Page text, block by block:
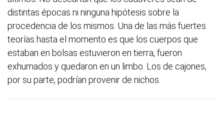
distintas épocas ni ninguna hipótesis sobre la
procedencia de los mismos. Una de las más fuertes
teorías hasta el momento es que los cuerpos que
estaban en bolsas estuvieron en tierra, fueron
exhumados y quedaron en un limbo. Los de cajones,
por su parte, podrían provenir de nichos.